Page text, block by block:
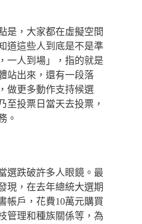
是，大家都在虛擬空間
道這些人到底是不是準
一人到場」，指的就是
站出來，還有一段落
做更多動作支持候選
至投票日當天去投票，
。
選跌破許多人眼鏡。最
現，在去年總統大選期
帳戶，花費10萬元購買
管理和種族關係等，為